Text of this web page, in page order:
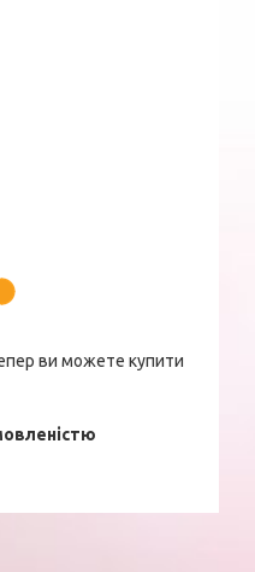
ви можете купити